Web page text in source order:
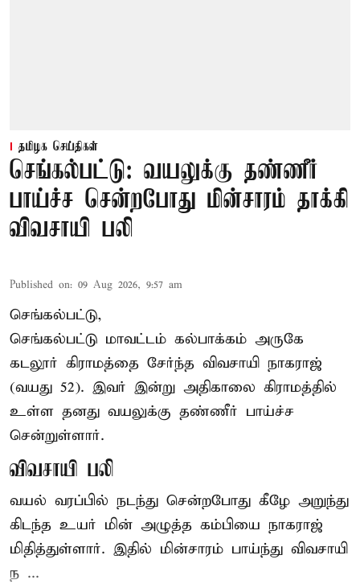
தமிழக செய்திகள்
செங்கல்பட்டு: வயலுக்கு தண்ணீர்
பாய்ச்ச சென்றபோது மின்சாரம் தாக்கி
விவசாயி பலி
Published on: 09 Aug 2026, 9:57 am
செங்கல்பட்டு,
செங்கல்பட்டு மாவட்டம் கல்பாக்கம் அருகே
கடலூர் கிராமத்தை சேர்ந்த விவசாயி நாகராஜ்
(வயது 52). இவர் இன்று அதிகாலை கிராமத்தில்
உள்ள தனது வயலுக்கு தண்ணீர் பாய்ச்ச
சென்றுள்ளார்.
விவசாயி பலி
வயல் வரப்பில் நடந்து சென்றபோது கீழே அறுந்து
கிடந்த உயர் மின் அழுத்த கம்பியை நாகராஜ்
மிதித்துள்ளார். இதில் மின்சாரம் பாய்ந்து விவசாயி
ந ...